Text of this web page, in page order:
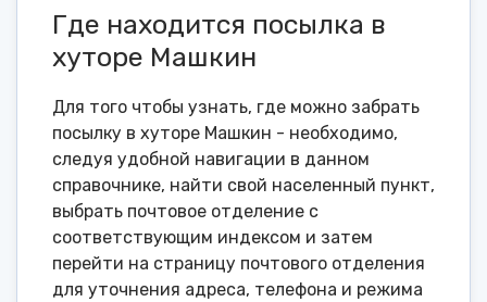
Где находится посылка в
хуторе Машкин
Для того чтобы узнать, где можно забрать
посылку в хуторе Машкин - необходимо,
следуя удобной навигации в данном
справочнике, найти свой населенный пункт,
выбрать почтовое отделение с
соответствующим индексом и затем
перейти на страницу почтового отделения
для уточнения адреса, телефона и режима